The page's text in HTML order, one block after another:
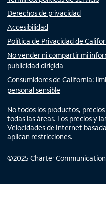
Derechos de privacidad
Accesibilidad
Política de Privacidad de
No vender ni compartir mi
publicidad dirigida
Consumidores de California:
personal sensible
No todos los productos,
todas las áreas. Los precios y
Velocidades de Internet
aplican restricciones.
©2025 Charter